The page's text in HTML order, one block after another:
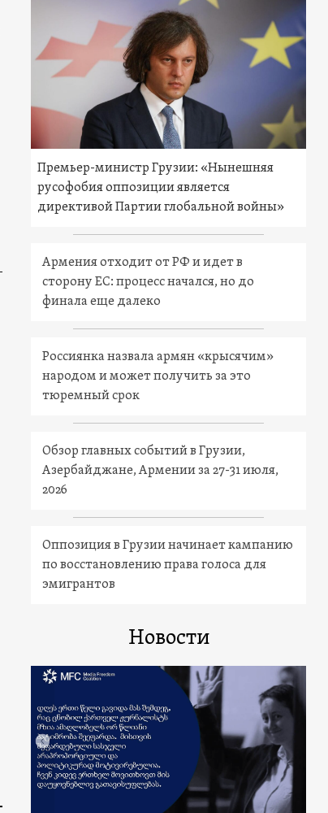
Премьер-министр Грузии: «Нынешняя
русофобия оппозиции является
директивой Партии глобальной войны»
Армения отходит от РФ и идет в
сторону ЕС: процесс начался, но до
финала еще далеко
Россиянка назвала армян «крысячим»
народом и может получить за это
тюремный срок
Обзор главных событий в Грузии,
Азербайджане, Армении за 27-31 июля,
2026
Оппозиция в Грузии начинает кампанию
по восстановлению права голоса для
эмигрантов
Новости